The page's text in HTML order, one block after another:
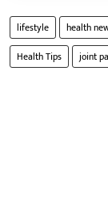
lifestyle health
Health Tips
joint